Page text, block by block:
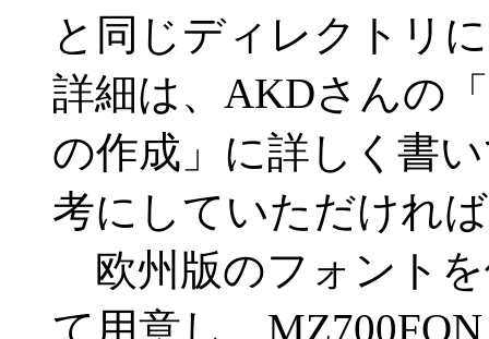
と同じディレクトリ
詳細は、AKDさんの
の作成」 に詳しく書
考にしていただけれ
欧州版のフォント
て用意し、